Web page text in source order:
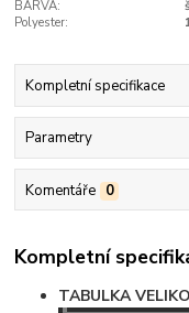
BARVA:
Polyester:
Kompletní specifikace
Parametry
Komentáře 0
Kompletní
TABULKA